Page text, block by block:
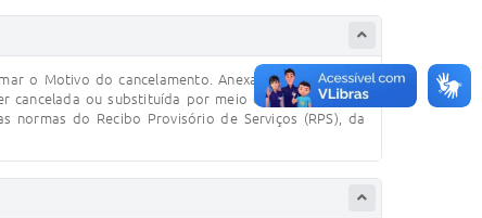
o Motivo do cancelamento. Anexar Declaração do
cancelada ou substituída por meio de requerimento
normas do Recibo Provisório de Serviços (RPS), da